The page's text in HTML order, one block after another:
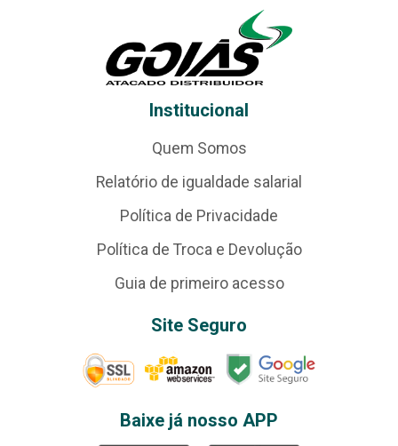
Institucional
Quem Somos
Relatório de igualdade salarial
Política de Privacidade
Política de Troca e Devolução
Guia de primeiro acesso
Site Seguro
Baixe já nosso APP